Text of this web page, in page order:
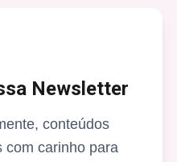
Newsletter
conteúdos
com carinho para